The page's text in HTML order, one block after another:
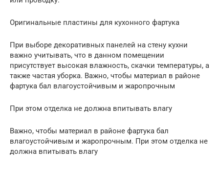
Оригинальные пластины для кухонного фартука
При выборе декоративных панелей на стену кухни
важно учитывать, что в данном помещении
присутствует высокая влажность, скачки температуры, а
также частая уборка. Важно, чтобы материал в районе
фартука бал влагоустойчивым и жаропрочным
При этом отделка не должна впитывать влагу
Важно, чтобы материал в районе фартука бал
влагоустойчивым и жаропрочным. При этом отделка не
должна впитывать влагу